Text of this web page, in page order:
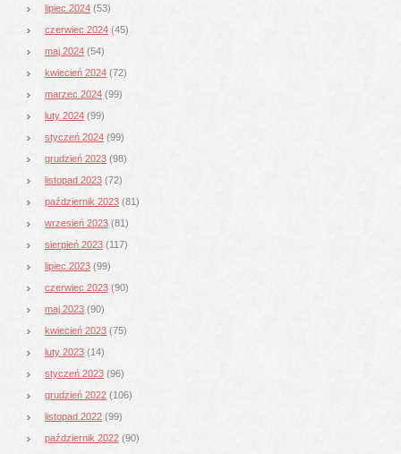
lipiec 2024 (53)
czerwiec 2024 (45)
maj 2024 (54)
kwiecień 2024 (72)
marzec 2024 (99)
luty 2024 (99)
styczeń 2024 (99)
grudzień 2023 (98)
listopad 2023 (72)
październik 2023 (81)
wrzesień 2023 (81)
sierpień 2023 (117)
lipiec 2023 (99)
czerwiec 2023 (90)
maj 2023 (90)
kwiecień 2023 (75)
luty 2023 (14)
styczeń 2023 (96)
grudzień 2022 (106)
listopad 2022 (99)
październik 2022 (90)